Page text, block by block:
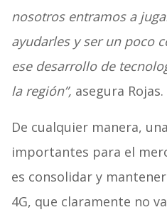
nosotros entramos a
ayudarles y ser un poco
ese desarrollo de
la región”, asegura Rojas.
De cualquier manera,
importantes para el
es consolidar y
4G, que claramente no